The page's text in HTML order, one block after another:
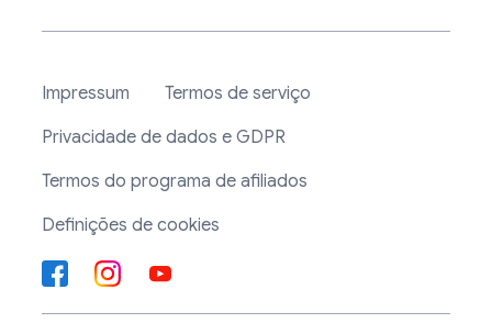
Impressum
Termos de serviço
Privacidade de dados e GDPR
Termos do programa de afiliados
Definições de cookies